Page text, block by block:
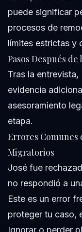
puede significar
procesos de
límites estrictas y
Pasos Después
Tras la
evidencia
asesoramiento
etapa.
Errores Comunes
Migratorios
José fue
no respondió a
Este es un error
proteger tu caso,
Ignorar o perder